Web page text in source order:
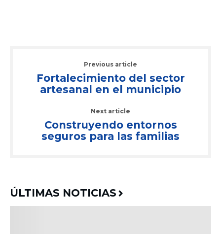
Previous article
Fortalecimiento del sector
artesanal en el municipio
Next article
Construyendo entornos
seguros para las familias
ÚLTIMAS NOTICIAS